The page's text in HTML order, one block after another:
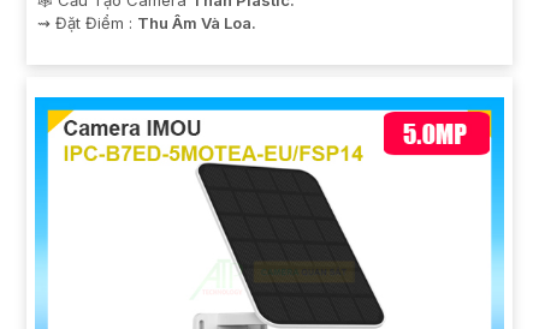
️⇝ Đặt Điểm : Thu Âm Và Loa.